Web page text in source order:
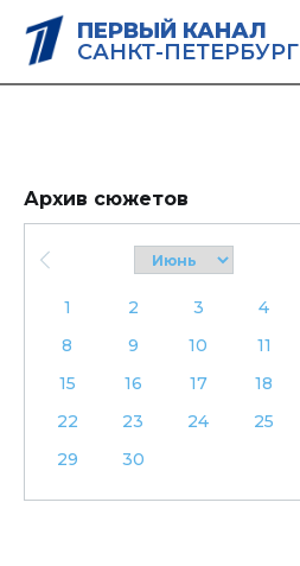
ПЕРВЫЙ КАНАЛ
САНКТ-ПЕТЕРБУРГ
Архив сюжетов
1 2 3 4
8
9 10 11
15
16 17 18
22
23 24 25
29
30